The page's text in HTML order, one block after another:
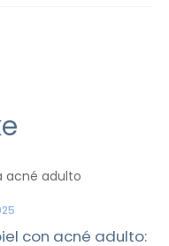
con acné adulto: